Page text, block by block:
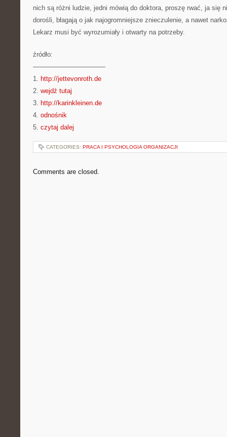
nich są różni ludzie, jedni mówią do doktora, proszę rwać, ja się
dorośli, błagają o jak najogromniejsze znieczulenie, a nawet
Lekarz musi być wyrozumiały i otwarty na potrzeby.
źródło:
———————————
1. http://jettevonroth.de
2. wejdź tutaj
3. http://karinkleinen.de
4. odnośnik
5. czytaj dalej
CATEGORIES: PRACA I PSYCHOLOGIA ORGANIZACJI
Comments are closed.